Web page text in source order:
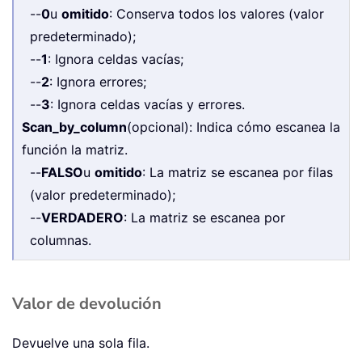
--0u omitido: Conserva todos los valores (valor
predeterminado);
--1: Ignora celdas vacías;
--2: Ignora errores;
--3: Ignora celdas vacías y errores.
Scan_by_column(opcional): Indica cómo escanea la
función la matriz.
--FALSOu omitido: La matriz se escanea por filas
(valor predeterminado);
--VERDADERO: La matriz se escanea por
columnas.
Valor de devolución
Devuelve una sola fila.